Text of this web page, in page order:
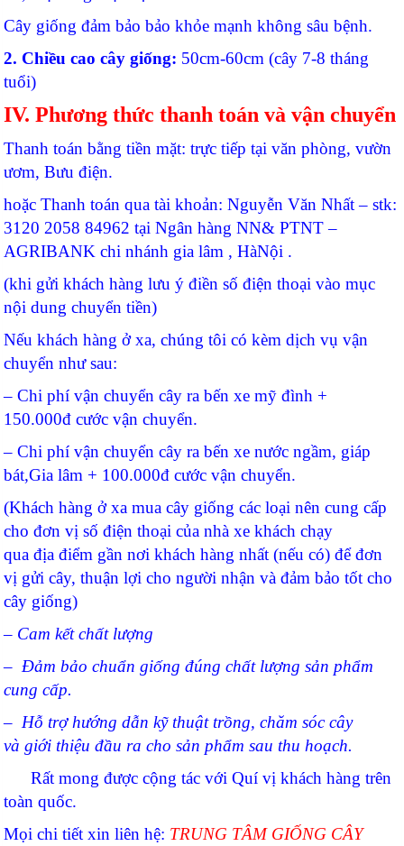
Cây giống đảm bảo bảo khỏe mạnh không sâu bệnh.
2. Chiều cao cây giống: 50cm-60cm (cây 7-8 tháng
tuổi)
IV. Phương thức thanh toán và vận chuyển
Thanh toán bằng tiền mặt: trực tiếp tại văn phòng, vườn
ươm, Bưu điện.
hoặc Thanh toán qua tài khoản: Nguyễn Văn Nhất – stk:
3120 2058 84962 tại Ngân hàng NN& PTNT –
AGRIBANK chi nhánh gia lâm , HàNội .
(khi gửi khách hàng lưu ý điền số điện thoại vào mục
nội dung chuyển tiền)
Nếu khách hàng ở xa, chúng tôi có kèm dịch vụ vận
chuyển như sau:
– Chi phí vận chuyển cây ra bến xe mỹ đình +
150.000đ cước vận chuyển.
– Chi phí vận chuyển cây ra bến xe nước ngầm, giáp
bát,Gia lâm + 100.000đ cước vận chuyển.
(Khách hàng ở xa mua cây giống các loại nên cung cấp
cho đơn vị số điện thoại của nhà xe khách chạy
qua địa điểm gần nơi khách hàng nhất (nếu có) để đơn
vị gửi cây, thuận lợi cho người nhận và đảm bảo tốt cho
cây giống)
– Cam kết chất lượng
– Đảm bảo chuẩn giống đúng chất lượng sản phẩm
cung cấp.
– Hỗ trợ hướng dẫn kỹ thuật trồng, chăm sóc cây
và giới thiệu đầu ra cho sản phẩm sau thu hoạch.
Rất mong được cộng tác với Quí vị khách hàng trên
toàn quốc.
Mọi chi tiết xin liên hệ: TRUNG TÂM GIỐNG CÂY